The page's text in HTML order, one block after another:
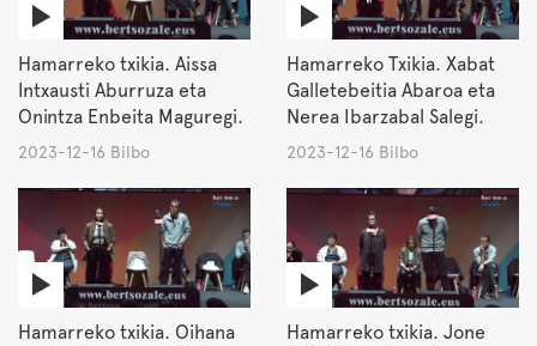
Hamarreko txikia. Aissa
Intxausti Aburruza eta
Onintza Enbeita Maguregi.
2023-12-16 Bilbo
Hamarreko Txikia. Xabat
Galletebeitia Abaroa eta
Nerea Ibarzabal Salegi.
2023-12-16 Bilbo
Hamarreko txikia. Oihana
Hamarreko txikia. Jone